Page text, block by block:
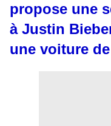
propose une
à Justin
une voiture